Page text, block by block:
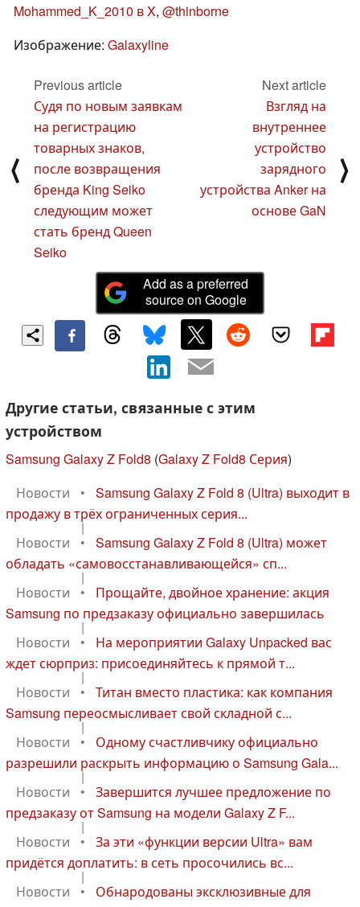
Mohammed_K_2010 в X, @thinborne
Изображение: Galaxyline
⟨
Previous article
Судя по новым заявкам
на регистрацию
товарных знаков,
после возвращения
бренда King Seiko
следующим может
стать бренд Queen
Seiko
Next article
Взгляд на
внутреннее
устройство
зарядного
устройства Anker на
основе GaN
⟩
Add as a preferred
source on Google
Другие статьи, связанные с этим
устройством
Samsung Galaxy Z Fold8 (Galaxy Z Fold8 Серия)
Новости
•
Samsung Galaxy Z Fold 8 (Ultra) выходит в
продажу в трёх ограниченных серия...
|
Новости
•
Samsung Galaxy Z Fold 8 (Ultra) может
обладать «самовосстанавливающейся» сп...
|
Новости
•
Прощайте, двойное хранение: акция
Samsung по предзаказу официально завершилась
|
Новости
•
На мероприятии Galaxy Unpacked вас
ждет сюрприз: присоединяйтесь к прямой т...
|
Новости
•
Титан вместо пластика: как компания
Samsung переосмысливает свой складной с...
|
Новости
•
Одному счастливчику официально
разрешили раскрыть информацию о Samsung Gala...
|
Новости
•
Завершится лучшее предложение по
предзаказу от Samsung на модели Galaxy Z F...
|
Новости
•
За эти «функции версии Ultra» вам
придётся доплатить: в сеть просочились вс...
|
Новости
•
Обнародованы эксклюзивные для